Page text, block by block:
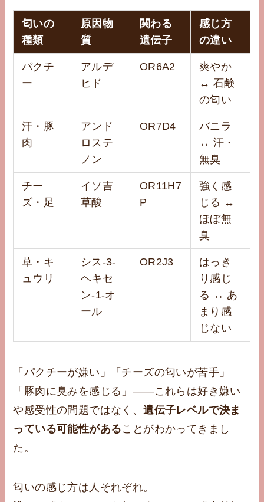
匂いの
種類
原因物
質
関わる
遺伝子
感じ方
の違い
パクチ
ー
アルデ
ヒド
OR6A2
爽やか
↔ 石鹸
の匂い
汗・豚
肉
アンド
ロステ
ノン
OR7D4
バニラ
↔ 汗・
無臭
チー
ズ・足
イソ吉
草酸
OR11H7
P
強く感
じる ↔
ほぼ無
臭
草・キ
ュウリ
シス-3-
ヘキセ
ン-1-オ
ール
OR2J3
はっき
り感じ
る ↔ あ
まり感
じない
「パクチーが嫌い」「チーズの匂いが苦手」
「豚肉に臭みを感じる」——これらは好き嫌い
や感受性の問題ではなく、遺伝子レベルで決ま
っている可能性があることがわかってきまし
た。
匂いの感じ方は人それぞれ。